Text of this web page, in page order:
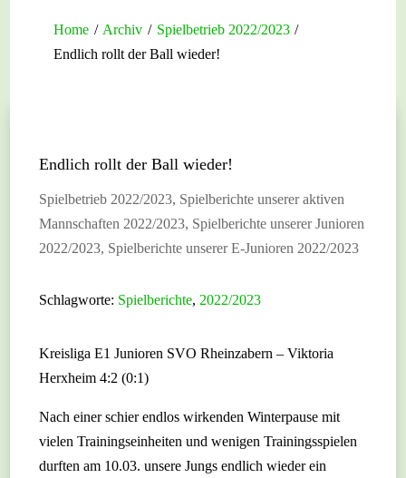
Home / Archiv / Spielbetrieb 2022/2023 /
Endlich rollt der Ball wieder!
Endlich rollt der Ball wieder!
Spielbetrieb 2022/2023, Spielberichte unserer aktiven
Mannschaften 2022/2023, Spielberichte unserer Junioren
2022/2023, Spielberichte unserer E-Junioren 2022/2023
Schlagworte: Spielberichte, 2022/2023
Kreisliga E1 Junioren SVO Rheinzabern – Viktoria
Herxheim 4:2 (0:1)
Nach einer schier endlos wirkenden Winterpause mit
vielen Trainingseinheiten und wenigen Trainingsspielen
durften am 10.03. unsere Jungs endlich wieder ein